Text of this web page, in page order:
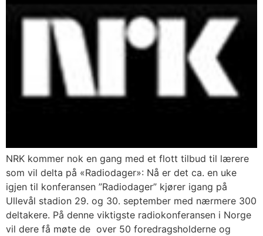
NRK kommer nok en gang med et flott tilbud til lærere
som vil delta på «Radiodager»: Nå er det ca. en uke
igjen til konferansen ”Radiodager” kjører igang på
Ullevål stadion 29. og 30. september med nærmere 300
deltakere. På denne viktigste radiokonferansen i Norge
vil dere få møte de over 50 foredragsholderne og